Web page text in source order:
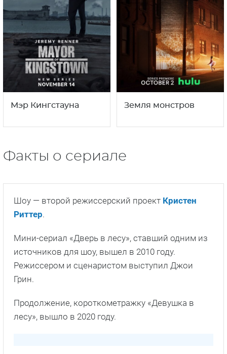
Мэр Кингстауна Земля монстров
Факты о сериале
Шоу — второй режиссерский проект Кристен
Риттер.
Мини-сериал «Дверь в лесу», ставший одним из
источников для шоу, вышел в 2010 году.
Режиссером и сценаристом выступил Джои
Грин.
Продолжение, короткометражку «Девушка в
лесу», вышло в 2020 году.